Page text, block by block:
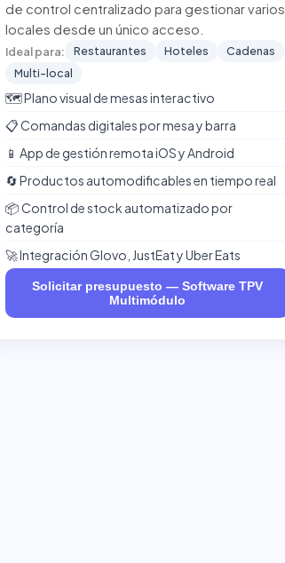
de control centralizado para gestionar varios
locales desde un único acceso.
Ideal para: Restaurantes Hoteles
Cadenas
Multi-local
🗺️ Plano visual de mesas interactivo
📋 Comandas digitales por mesa y barra
📱 App de gestión remota iOS y Android
🔄 Productos automodificables en tiempo real
📦 Control de stock automatizado por
categoría
🚀 Integración Glovo, JustEat y Uber Eats
Solicitar presupuesto — Software TPV
Multimódulo